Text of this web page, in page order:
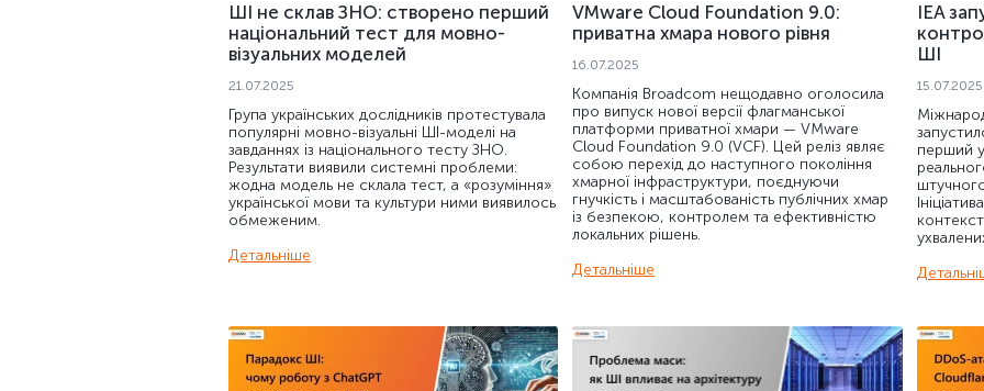
ШІ не склав ЗНО: створено перший
національний тест для мовно-
візуальних моделей
21.07.2025
Група українських дослідників протестувала
популярні мовно-візуальні ШІ-моделі на
завданнях із національного тесту ЗНО.
Результати виявили системні проблеми:
жодна модель не склала тест, а «розуміння»
української мови та культури ними виявилось
обмеженим.
Детальніше
VMware Cloud Foundation 9.0:
приватна хмара нового рівня
16.07.2025
Компанія Broadcom нещодавно оголосила
про випуск нової версії флагманської
платформи приватної хмари — VMware
Cloud Foundation 9.0 (VCF). Цей реліз являє
собою перехід до наступного покоління
хмарної інфраструктури, поєднуючи
гнучкість і масштабованість публічних хмар
із безпекою, контролем та ефективністю
локальних рішень.
Детальніше
IEA
ШІ
15.07.2025
перший у